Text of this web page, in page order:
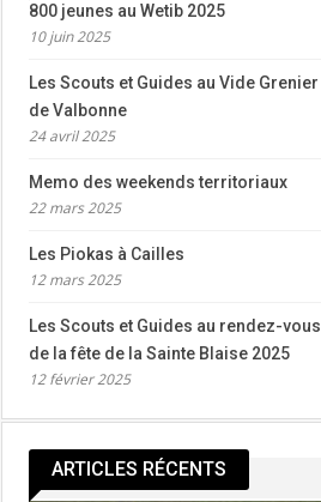
800 jeunes au Wetib 2025
10 juin 2025
Les Scouts et Guides au Vide Grenier
de Valbonne
24 avril 2025
Memo des weekends territoriaux
22 mars 2025
Les Piokas à Cailles
12 mars 2025
Les Scouts et Guides au rendez-vous
de la fête de la Sainte Blaise 2025
12 février 2025
ARTICLES RÉCENTS